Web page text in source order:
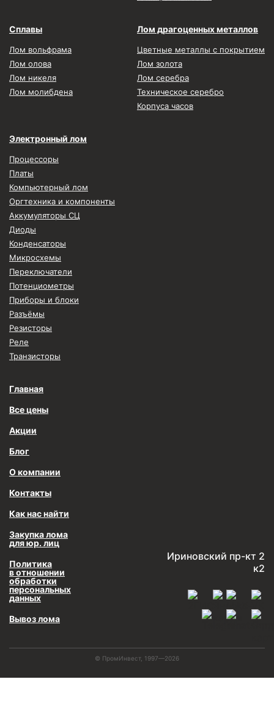
Сплавы
Лом вольфрама
Лом олова
Лом никеля
Лом молибдена
Лом драгоценных металлов
Цветные металлы с покрытием
Лом золота
Лом серебра
Техническое серебро
Корпуса часов
Электронный лом
Процессоры
Платы
Компьютерный лом
Оргтехника и компоненты
Аккумуляторы СЦ
Диоды
Конденсаторы
Микросхемы
Переключатели
Потенциометры
Приборы и блоки
Разъёмы
Резисторы
Реле
Транзисторы
Главная
Все цены
Акции
Блог
О компании
Контакты
Как нас найти
Закупка лома
для юр. лиц
Политика
в отношении
обработки
персональных
данных
Вывоз лома
Ириновский пр-кт 2
к2
© ПромИнвест, 1997—2026